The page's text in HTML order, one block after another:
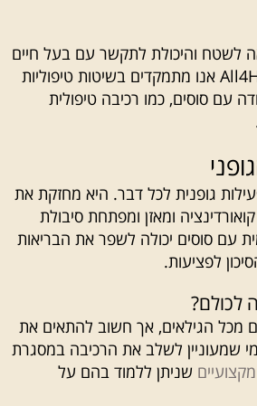
לשטח והיכולת לתקשר עם בעל חיים
כזה מרפאת. ב-All4Horses אנו מתמקדים בשיטות טיפוליות
עם סוסים, כמו רכיבה טיפולית
גופנית לכל דבר. היא מחזקת את
ומאזן ומפתחת סיבולת
עם סוסים יכולה לשפר את הבריאות
לפציעות.
לכולם?
מכל הגילאים, אך חשוב להתאים את
שמעוניין לשלב את הרכיבה במסגרת
שניתן ללמוד בהם על